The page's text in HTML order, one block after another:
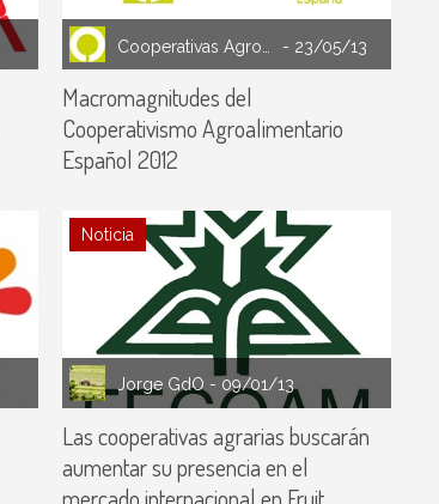
- 23/05/13
Macromagnitudes del
Cooperativismo Agroalimentario
Español 2012
Jorge GdO - 09/01/13
Noticia
Las cooperativas agrarias buscarán
aumentar su presencia en el